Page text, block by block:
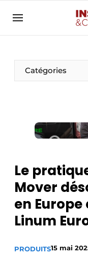
Contact
Contact
Entreprises
Meest
Newsletter
Podcasts
Privacy /
Catégories
Électricité
Smart homes
Le
Mover
en
Linum
PRODUITS15 mai